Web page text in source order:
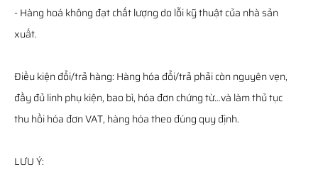
- Hàng hoá không đạt chất lượng do lỗi kỹ thuật của nhà sản
xuất.
Điều kiện đổi/trả hàng: Hàng hóa đổi/trả phải còn nguyên vẹn,
đầy đủ linh phụ kiện, bao bì, hóa đơn chứng từ…và làm thủ tục
thu hồi hóa đơn VAT, hàng hóa theo đúng quy định.
LƯU Ý: